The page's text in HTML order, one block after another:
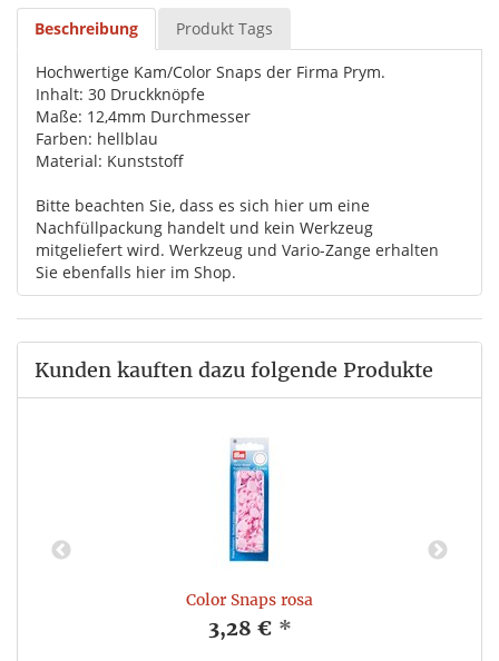
Beschreibung Produkt Tags
Hochwertige Kam/Color Snaps der Firma Prym.
Inhalt: 30 Druckknöpfe
Maße: 12,4mm Durchmesser
Farben: hellblau
Material: Kunststoff
Bitte beachten Sie, dass es sich hier um eine
Nachfüllpackung handelt und kein Werkzeug
mitgeliefert wird. Werkzeug und Vario-Zange erhalten
Sie ebenfalls hier im Shop.
Kunden kauften dazu folgende Produkte
Color Snaps rosa
3,28 € *